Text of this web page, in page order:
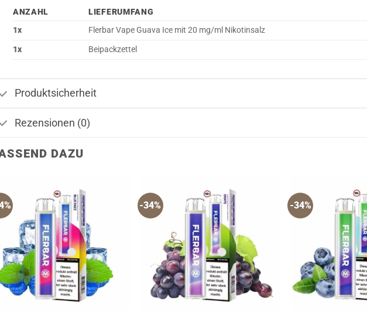
ANZAHL
LIEFERUMFANG
1x
Flerbar Vape Guava Ice mit 20 mg/ml Nikotinsalz
1x
Beipackzettel
Produktsicherheit
Rezensionen (0)
DAZU
-34% -34%